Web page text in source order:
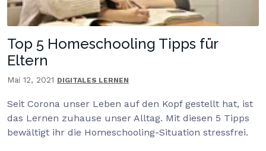
Top 5 Homeschooling Tipps für
Eltern
Mai 12, 2021 DIGITALES LERNEN
Seit Corona unser Leben auf den Kopf gestellt hat, ist
das Lernen zuhause unser Alltag. Mit diesen 5 Tipps
bewältigt ihr die Homeschooling-Situation stressfrei.